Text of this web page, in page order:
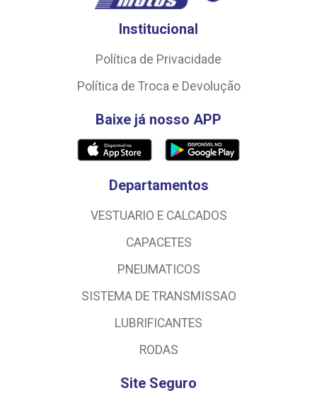
Institucional
Política de Privacidade
Política de Troca e Devolução
Baixe já nosso APP
Departamentos
VESTUARIO E CALCADOS
CAPACETES
PNEUMATICOS
SISTEMA DE TRANSMISSAO
LUBRIFICANTES
RODAS
Site Seguro